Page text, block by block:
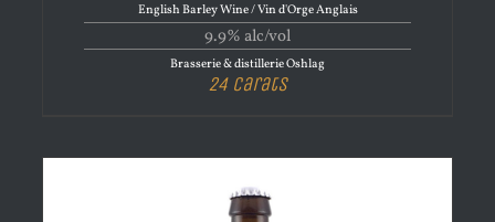
English Barley Wine / Vin d'Orge Anglais
9.9% alc/vol
Brasserie & distillerie Oshlag
24 Carats